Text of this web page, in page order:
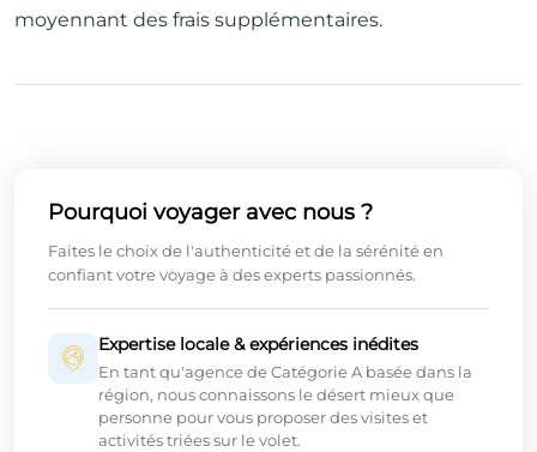
moyennant des frais supplémentaires.
Pourquoi voyager avec nous ?
Faites le choix de l'authenticité et de la sérénité en
confiant votre voyage à des experts passionnés.
Expertise locale & expériences inédites
En tant qu'agence de Catégorie A basée dans la
région, nous connaissons le désert mieux que
personne pour vous proposer des visites et
activités triées sur le volet.